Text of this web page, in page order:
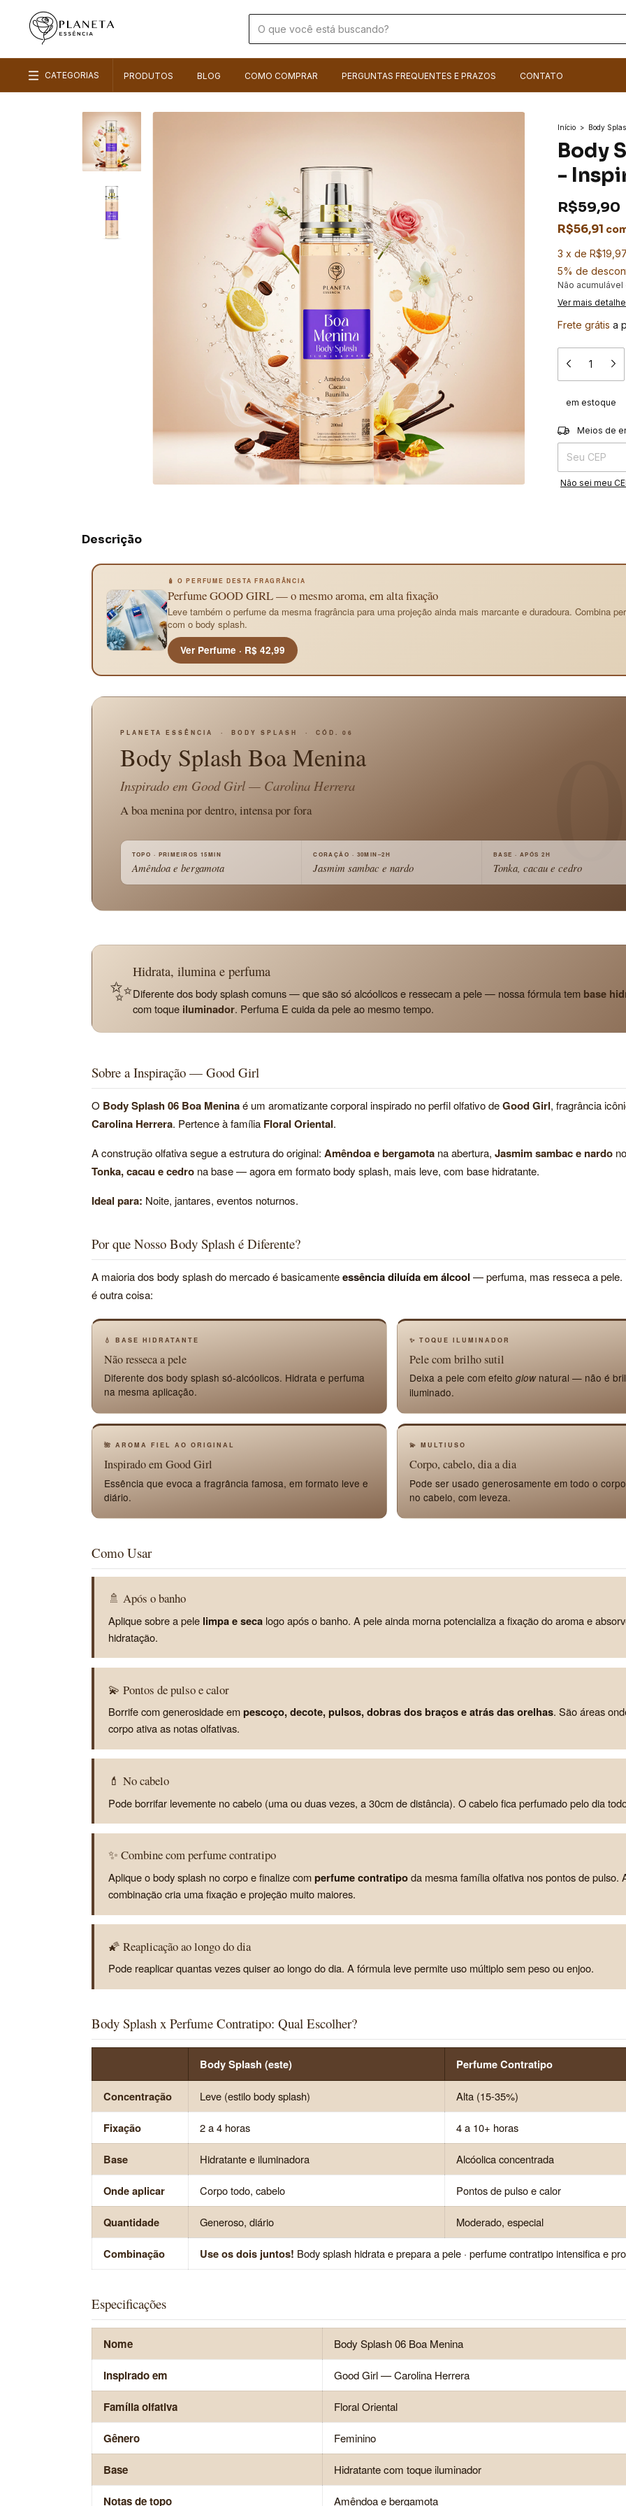
CATEGORIAS PRODUTOS BLOG COMO COMPRAR PERGUNTAS FREQUENTES E PRAZOS CONTATO
Início > Body
Body
-
R$59,90
R$56,91
3 x de
5% de
Não
Ver mais
Frete grátis a
em estoque
Entregas para o
Meios de
Não sei meu
Descrição
🧴 O PERFUME DESTA FRAGRÂNCIA
Perfume GOOD GIRL — o mesmo aroma, em alta fixação
Leve também o perfume da mesma fragrância para uma projeção ainda mais marcante e duradoura. Combina
com o body splash.
Ver Perfume · R$ 42,99
PLANETA ESSÊNCIA · BODY SPLASH · CÓD. 06
Body Splash Boa Menina
Inspirado em Good Girl— Carolina Herrera
A boa menina por dentro, intensa por fora
TOPO · PRIMEIROS 15MIN
Amêndoa e bergamota
CORAÇÃO · 30MIN–2H
Jasmim sambac e nardo
BASE · APÓS 2H
Tonka, cacau e cedro
✨Hidrata, ilumina e perfuma
Diferente dos body splash comuns — que são só alcóolicos e ressecam a pele — nossa fórmula tem base
com toque iluminador. Perfuma E cuida da pele ao mesmo tempo.
Sobre a Inspiração — Good Girl
O Body Splash 06 Boa Meninaé um aromatizante corporal inspirado no perfil olfativo deGood Girl, fragrância
Carolina Herrera. Pertence à família Floral Oriental.
A construção olfativa segue a estrutura do original: Amêndoa e bergamotana abertura, Jasmim sambac e nardo
Tonka, cacau e cedrona base — agora em formato body splash, mais leve, com base hidratante.
Ideal para: Noite, jantares, eventos noturnos.
Por que Nosso Body Splash é Diferente?
A maioria dos body splash do mercado é basicamenteessência diluída em álcool — perfuma, mas resseca a pele.
é outra coisa:
💧 BASE HIDRATANTE
Não resseca a pele
Diferente dos body splash só-alcóolicos. Hidrata e perfuma
na mesma aplicação.
✨ TOQUE ILUMINADOR
Pele com brilho sutil
Deixa a pele com efeitoglownatural — não é
iluminado.
🌺 AROMA FIEL AO ORIGINAL
Inspirado em Good Girl
Essência que evoca a fragrância famosa, em formato leve e
diário.
💫 MULTIUSO
Corpo, cabelo, dia a dia
Pode ser usado generosamente em todo o
no cabelo, com leveza.
Como Usar
🚿 Após o banho
Aplique sobre a pele limpa e seca logo após o banho. A pele ainda morna potencializa a fixação do aroma e
hidratação.
💫 Pontos de pulso e calor
Borrife com generosidade empescoço, decote, pulsos, dobras dos braços e atrás das orelhas. São áreas
corpo ativa as notas olfativas.
💄 No cabelo
Pode borrifar levemente no cabelo (uma ou duas vezes, a 30cm de distância). O cabelo fica perfumado pelo dia
✨ Combine com perfume contratipo
Aplique o body splash no corpo e finalize comperfume contratipoda mesma família olfativa nos pontos de pulso.
combinação cria uma fixação e projeção muito maiores.
🌠 Reaplicação ao longo do dia
Pode reaplicar quantas vezes quiser ao longo do dia. A fórmula leve permite uso múltiplo sem peso ou enjoo.
Body Splash x Perfume Contratipo: Qual Escolher?
Body Splash (este) Perfume Contratipo
Concentração Leve (estilo body splash) Alta (15-35%)
Fixação 2 a 4 horas 4 a 10+ horas
Base Hidratante e iluminadora Alcóolica concentrada
Onde aplicar Corpo todo, cabelo Pontos de pulso e calor
Quantidade Generoso, diário Moderado, especial
Combinação Use os dois juntos! Body splash hidrata e prepara a pele · perfume contratipo intensifica e
Especificações
Nome Body Splash 06 Boa Menina
Inspirado em Good Girl — Carolina Herrera
Família olfativa Floral Oriental
Gênero Feminino
Base Hidratante com toque iluminador
Notas de topo Amêndoa e bergamota